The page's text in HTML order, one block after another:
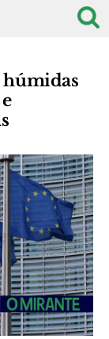
húmidas